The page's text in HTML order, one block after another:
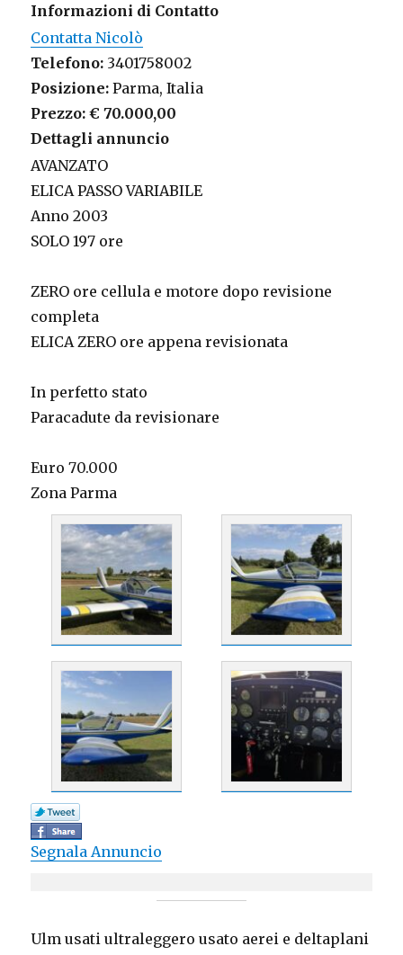
Informazioni di Contatto
Contatta Nicolò
Telefono: 3401758002
Posizione: Parma, Italia
Prezzo: € 70.000,00
Dettagli annuncio
AVANZATO
ELICA PASSO VARIABILE
Anno 2003
SOLO 197 ore
ZERO ore cellula e motore dopo revisione
completa
ELICA ZERO ore appena revisionata
In perfetto stato
Paracadute da revisionare
Euro 70.000
Zona Parma
Segnala Annuncio
Ulm usati ultraleggero usato aerei e deltaplani